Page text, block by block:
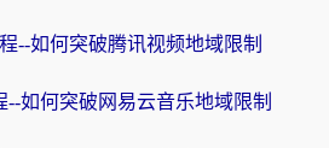
--如何突破腾讯视频地域限制
--如何突破网易云音乐地域限制